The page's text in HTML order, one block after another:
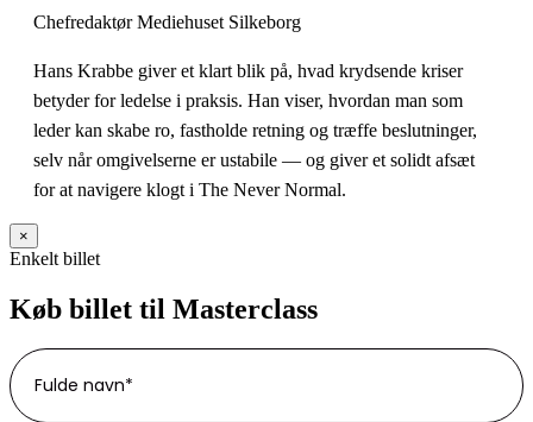
Chefredaktør Mediehuset Silkeborg
Hans Krabbe giver et klart blik på, hvad krydsende kriser
betyder for ledelse i praksis. Han viser, hvordan man som
leder kan skabe ro, fastholde retning og træffe beslutninger,
selv når omgivelserne er ustabile — og giver et solidt afsæt
for at navigere klogt i The Never Normal.
×
Enkelt billet
Køb billet til Masterclass